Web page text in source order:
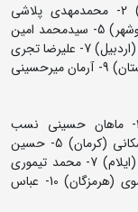
35 کیلوگرم: 1- سوشیانت حسن پور (خوزستان) 2- محمدمهدی پلاشی
(کرمان) 3- پوریا رجعی (فارس) و یوسف زارعی (بوشهر) 5- سیدمحمد امین
موسوی محمدنژاد (منطقه آزاد اروند) و پویا حکمیان (اردبیل) 7- علیرضا تجری
(گلستان) 8- امیرارسلان براهوتی (سیستان و بلوچستان) 9- آرمان میرحسینی
38 کیلوگرم: 1- امیرسالار صدیقی (خوزستان) 2- ماهان حسینی نسب
(لرستان) 3- محمدپویا بستان (بوشهر) و آرش اشکانی (کرمان) 5- حسین
حیدری (کهگیلویه و بویراحمد) و ابوالفضل آتشکار (ایلام) 7- محمد تیموری
(البرز) 8- محراب مسعودی (گلستان) 9- علی رضوی (هرمزگان) 10- عباس